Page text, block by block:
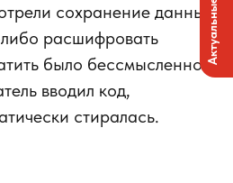
сохранение данных
расшифровать
было бессмысленно:
вводил код,
стиралась.